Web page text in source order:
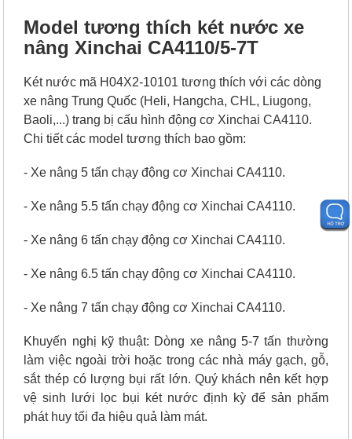
Model tương thích két nước xe
nâng Xinchai CA4110/5-7T
Két nước mã H04X2-10101 tương thích với các dòng
xe nâng Trung Quốc (Heli, Hangcha, CHL, Liugong,
Baoli,...) trang bị cấu hình động cơ Xinchai CA4110.
Chi tiết các model tương thích bao gồm:
- Xe nâng 5 tấn chạy động cơ Xinchai CA4110.
- Xe nâng 5.5 tấn chạy động cơ Xinchai CA4110.
- Xe nâng 6 tấn chạy động cơ Xinchai CA4110.
- Xe nâng 6.5 tấn chạy động cơ Xinchai CA4110.
- Xe nâng 7 tấn chạy động cơ Xinchai CA4110.
Khuyến nghị kỹ thuật: Dòng xe nâng 5-7 tấn thường
làm việc ngoài trời hoặc trong các nhà máy gạch, gỗ,
sắt thép có lượng bụi rất lớn. Quý khách nên kết hợp
vệ sinh lưới lọc bụi két nước định kỳ để sản phẩm
phát huy tối đa hiệu quả làm mát.